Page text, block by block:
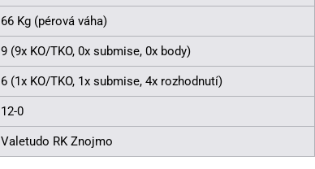
66 Kg (pérová váha)
9 (9x KO/TKO, 0x submise, 0x body)
6 (1x KO/TKO, 1x submise, 4x rozhodnutí)
12-0
Valetudo RK Znojmo